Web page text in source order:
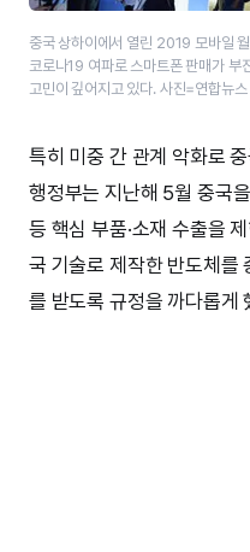
중국 상하이에서 열린 2019 모바일
코로나19 여파로 스마트폰 판매가 부
고민이 깊어지고 있다. 사진=연합뉴스
특히 미중 간 관계 악화로
행정부는 지난해 5월 중국
등 핵심 부품·소재 수출을
국 기술로 제작한 반도체를
를 받도록 규정을 까다롭게